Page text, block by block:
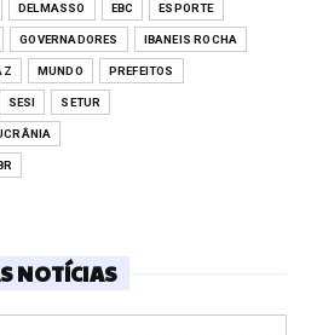
DELMASSO EBC ESPORTE
GOVERNADORES IBANEIS ROCHA
MUNDO PREFEITOS
SESI SETUR
NOTÍCIAS